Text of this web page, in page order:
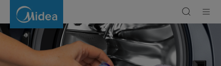
Cucian
Lebih